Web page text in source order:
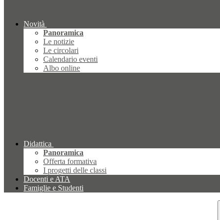
Novità
Panoramica
Le notizie
Le circolari
Calendario eventi
Albo online
Didattica
Panoramica
Offerta formativa
I progetti delle classi
Docenti e ATA
Famiglie e Studenti